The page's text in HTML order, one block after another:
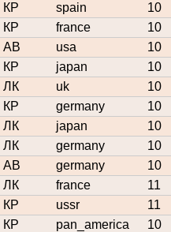
КР
spain 10
КР
france 10
АВ
usa 10
КР
japan 10
ЛК
uk 10
КР
germany 10
ЛК
japan 10
ЛК
germany 10
АВ
germany 10
ЛК
france 11
КР
ussr 11
КР
pan_america 10